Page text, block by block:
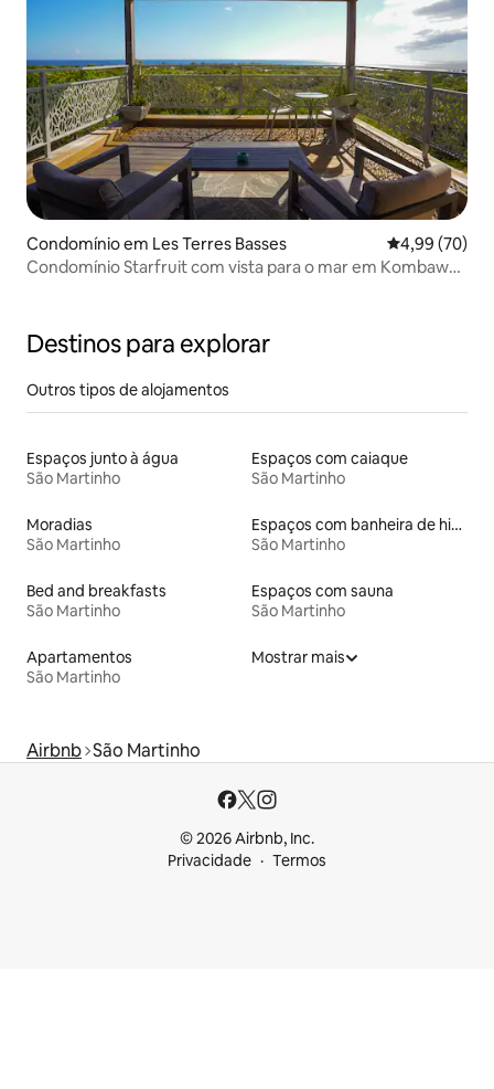
Condomínio em Les Terres Basses Classificação
4,99 (70)
Condomínio Starfruit com vista para o mar em Kombawa
Destinos para explorar
Outros tipos de alojamentos
Espaços junto à água
São Martinho
Espaços com caiaque
São Martinho
Moradias
São Martinho
Espaços com banheira de hidromassagem
São Martinho
Bed and breakfasts
São Martinho
Espaços com sauna
São Martinho
Apartamentos
São Martinho
Mostrar mais
Airbnb São Martinho
© 2026 Airbnb, Inc.
Privacidade
Termos